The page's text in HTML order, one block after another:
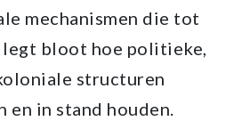
mechanismen die tot
bloot hoe politieke,
structuren
en in stand houden.